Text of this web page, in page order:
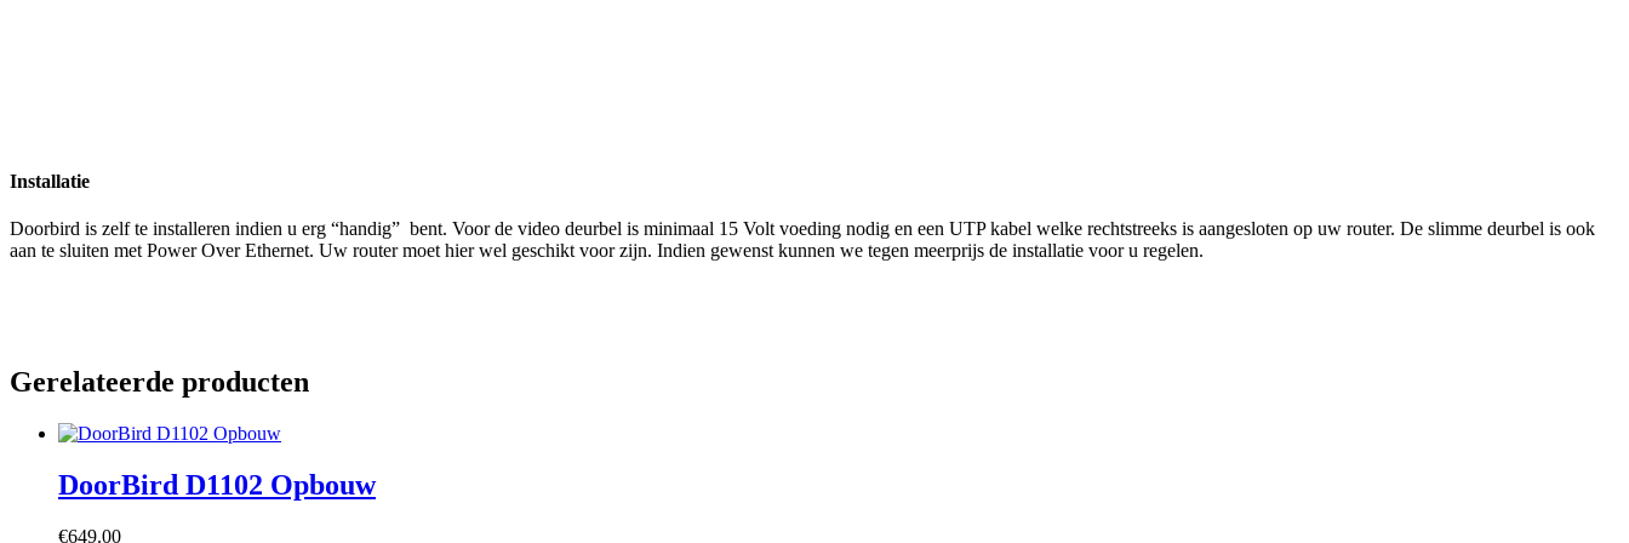
Installatie
Doorbird is zelf te installeren indien u erg “handig” bent. Voor de video deurbel is minimaal 15 Volt voeding nodig en een UTP kabel welke rechtstreeks is aangesloten op uw router. De slimme deurbel is ook
aan te sluiten met Power Over Ethernet. Uw router moet hier wel geschikt voor zijn. Indien gewenst kunnen we tegen meerprijs de installatie voor u regelen.
Gerelateerde producten
DoorBird D1102 Opbouw
€649.00